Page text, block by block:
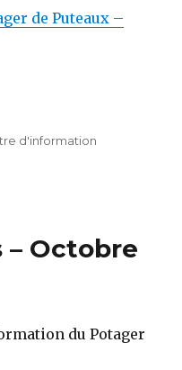
de Puteaux –
d'information
– Octobre
du Potager